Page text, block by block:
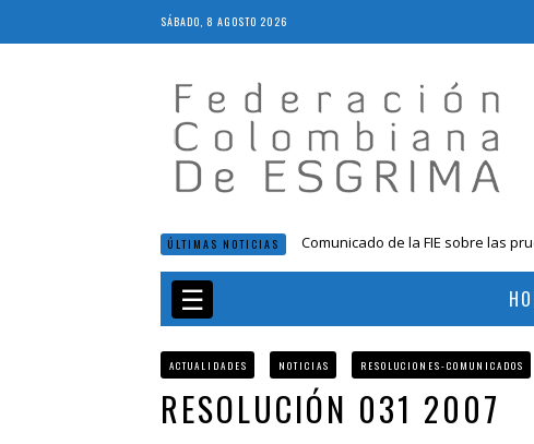
SÁBADO, 8 AGOSTO 2026
ÚLTIMAS NOTICIAS
Comunicado de la FIE sobre las
Epee Grand Prix 2023 – Cali,
☰
ACTUALIDADES NOTICIAS RESOLUCIONES-COMUNICADOS
RESOLUCIÓN 031 2007